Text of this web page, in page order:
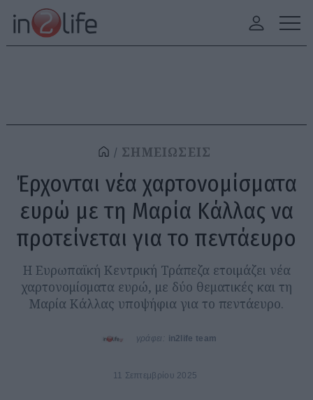
ΣΗΜΕΙΩΣΕΙΣ
Έρχονται νέα χαρτονομίσματα
ευρώ με τη Μαρία Κάλλας να
προτείνεται για το πεντάευρο
Η Ευρωπαϊκή Κεντρική Τράπεζα ετοιμάζει νέα
χαρτονομίσματα ευρώ, με δύο θεματικές και τη
Μαρία Κάλλας υποψήφια για το πεντάευρο.
γράφει: in2life team
11 Σεπτεμβρίου 2025